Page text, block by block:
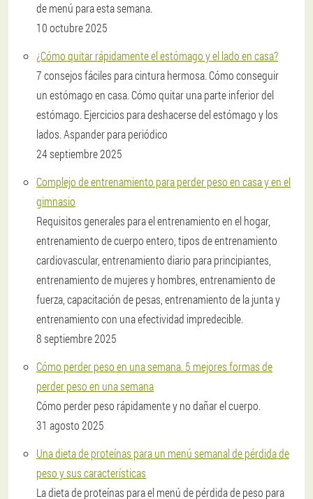
de menú para esta semana.
10 octubre 2025
¿Cómo quitar rápidamente el estómago y el lado en casa?
7 consejos fáciles para cintura hermosa. Cómo conseguir
un estómago en casa. Cómo quitar una parte inferior del
estómago. Ejercicios para deshacerse del estómago y los
lados. Aspander para periódico
24 septiembre 2025
Complejo de entrenamiento para perder peso en casa y en el
gimnasio
Requisitos generales para el entrenamiento en el hogar,
entrenamiento de cuerpo entero, tipos de entrenamiento
cardiovascular, entrenamiento diario para principiantes,
entrenamiento de mujeres y hombres, entrenamiento de
fuerza, capacitación de pesas, entrenamiento de la junta y
entrenamiento con una efectividad impredecible.
8 septiembre 2025
Cómo perder peso en una semana. 5 mejores formas de
perder peso en una semana
Cómo perder peso rápidamente y no dañar el cuerpo.
31 agosto 2025
Una dieta de proteínas para un menú semanal de pérdida de
peso y sus características
La dieta de proteínas para el menú de pérdida de peso para